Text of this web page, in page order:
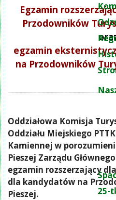
25-
Egzamin
Przodowników
egzamin
na Przodowników
Oddziałowa Komisja
Oddziału Miejskiego
Kamiennej w
Pieszej Zarządu
egzamin rozszerzający
dla kandydatów na
Pieszej.